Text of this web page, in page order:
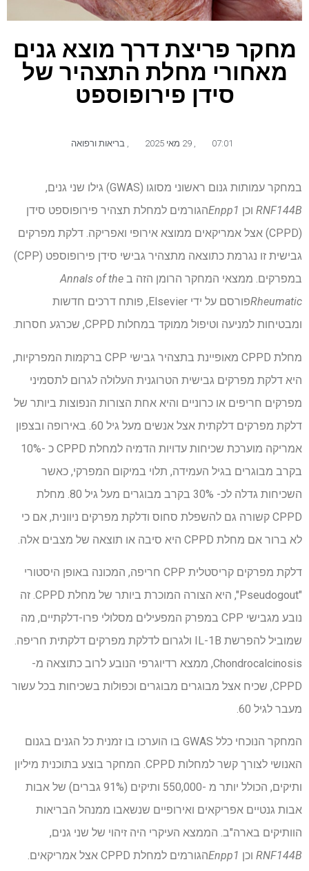
מחקר פריצת דרך מוצא גנים
מאחורי מחלת התצהיר של
סידן פירופוספט
07:01 29 מאי 2025 בריאות ורפואה
במחקר עמותות גנום ראשוני מסוגו (GWAS) גילו שני גנים,
RNF144B וכן Enpp1הגורמים למחלת תצהיר פירופוספט סידן
(CPPD) אצל אמריקאים ממוצא אירופי ואפריקה. דלקת מפרקים
גבישית זו נגרמת כתוצאה מתצהיר גבישי סידן פירופוספט (CPP)
במפרקים. ממצאי המחקר הרומן הזה ב Annals of the
Rheumatic
פורסם על ידי Elsevier, פותח דרכים חדשות
ומבטיחות למניעה וטיפול ממוקד במחלות CPPD, שכרגע חסרות.
מחלת CPPD מאופיינת בתצהיר גבישי CPP ברקמות המפרקיות,
היא דלקת מפרקים גבישית הטרוגנית העלולה לגרום לתסמיני
מפרקים חריפים או כרוניים והיא אחת הצורות הנפוצות ביותר של
דלקת מפרקים דלקתית אצל אנשים מעל גיל 60. באירופה ובצפון
אמריקה מוערכת שכיחות עדויות הדמיה למחלת CPPD כ -10%
בקרב מבוגרים בגיל העמידה, תלוי במיקום המפרקי, כאשר
השכיחות גדלה לכ- 30% בקרב מבוגרים מעל גיל 80. מחלת
CPPD קשורה גם להשפלת סחוס ודלקת מפרקים ניוונית, אם כי
לא ברור אם מחלת CPPD היא סיבה או תוצאה של מצבים אלה.
דלקת מפרקים קריסטלית CPP חריפה, המכונה באופן היסטורי
"Pseudogout", היא הצורה המוכרת ביותר של מחלת CPPD. זה
נובע מגבישי CPP במפרק המפעילים מסלולי פרו-דלקתיים, מה
שמוביל להפרשת IL-1B ולגרום לדלקת מפרקים דלקתית חריפה.
Chondrocalcinosis, ממצא רדיוגרפי הנובע לרוב כתוצאה מ-
CPPD, שכיח אצל מבוגרים מבוגרים וכפולות בשכיחות בכל עשור
מעבר לגיל 60.
המחקר הנוכחי כלל GWAS בו הוערכו בו זמנית כל הגנים בגנום
האנושי לצורך קשר למחלות CPPD. המחקר בוצע בתוכנית מיליון
ותיקים, הכולל יותר מ -550,000 ותיקים (91% גברים) של אבות
אבות גנטיים אפריקאים ואירופיים שנשאבו ממנהל הבריאות
הוותיקים בארה"ב. הממצא העיקרי היה זיהוי של שני גנים,
RNF144B וכן Enpp1
הגורמים למחלת CPPD אצל אמריקאים.